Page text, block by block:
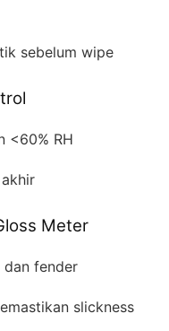
sebelum wipe
<60% RH
Meter
fender
slickness